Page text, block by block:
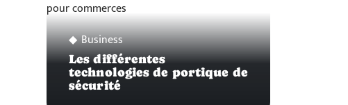
Business
Les différentes
technologies de portique de
sécurité